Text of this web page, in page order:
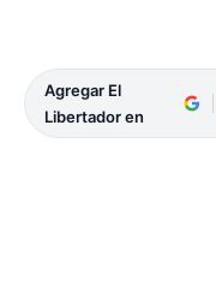
Agregar El
Libertador en